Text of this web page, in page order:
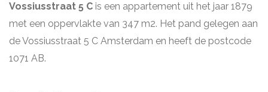
Vossiusstraat 5 C is een appartement uit het jaar 1879
met een oppervlakte van 347 m2. Het pand gelegen aan
de Vossiusstraat 5 C Amsterdam en heeft de postcode
1071 AB.